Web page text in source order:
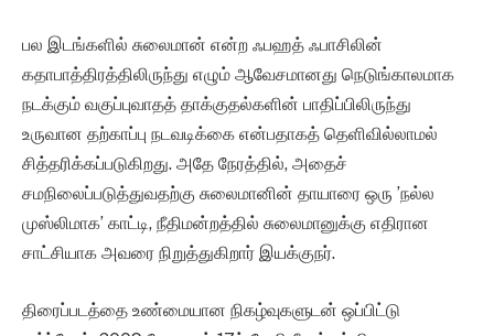
பல இடங்களில் சுலைமான் என்ற ஃபஹத் ஃபாசிலின்
கதாபாத்திரத்திலிருந்து எழும் ஆவேசமானது நெடுங்காலமாக
நடக்கும் வகுப்புவாதத் தாக்குதல்களின் பாதிப்பிலிருந்து
உருவான தற்காப்பு நடவடிக்கை என்பதாகத் தெளிவில்லாமல்
சித்தரிக்கப்படுகிறது. அதே நேரத்தில், அதைச்
சமநிலைப்படுத்துவதற்கு சுலைமானின் தாயாரை ஒரு ’நல்ல
முஸ்லிமாக’ காட்டி, நீதிமன்றத்தில் சுலைமானுக்கு எதிரான
சாட்சியாக அவரை நிறுத்துகிறார் இயக்குநர்.
திரைப்படத்தை உண்மையான நிகழ்வுகளுடன் ஒப்பிட்டு